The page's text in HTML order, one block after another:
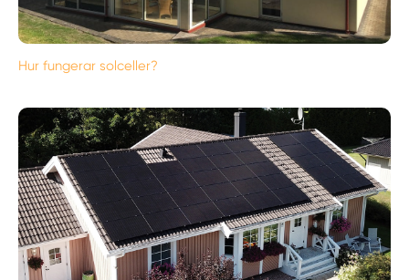
Hur fungerar solceller?